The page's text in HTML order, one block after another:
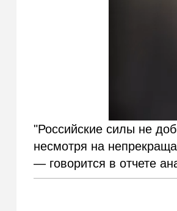
"Российские силы не
несмотря на
— говорится в отчете